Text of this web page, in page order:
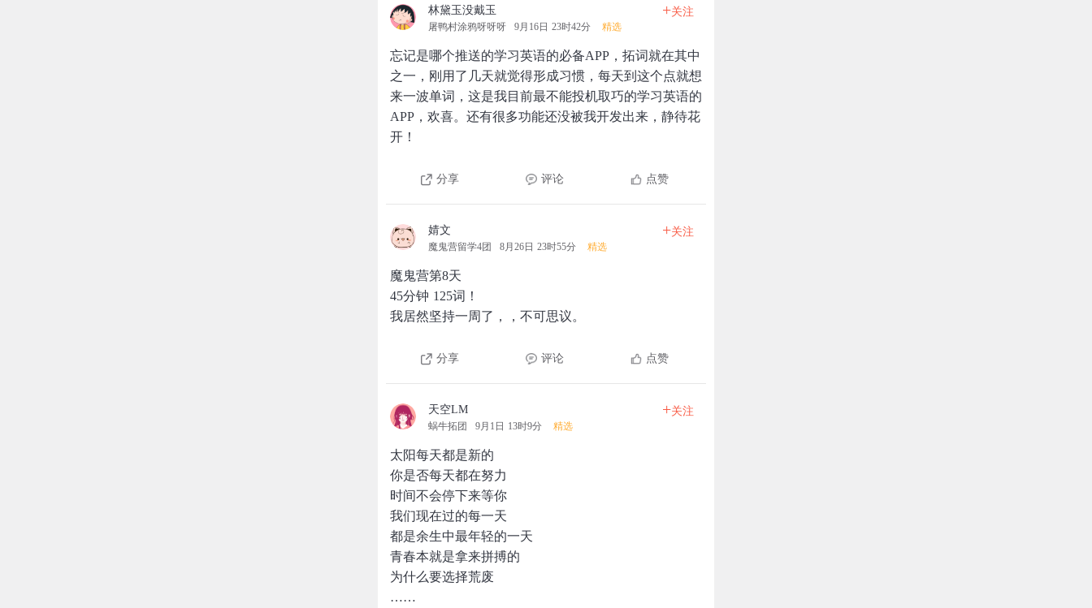
林黛玉没戴玉
屠鸭村涂鸦呀呀呀 9月16日 23时42分 精选
+关注
忘记是哪个推送的学习英语的必备APP，拓词就在其中
之一，刚用了几天就觉得形成习惯，每天到这个点就想
来一波单词，这是我目前最不能投机取巧的学习英语的
APP，欢喜。还有很多功能还没被我开发出来，静待花
开！
分享 评论 点赞
婧文
魔鬼营留学4团 8月26日 23时55分 精选
+关注
魔鬼营第8天
45分钟 125词！
我居然坚持一周了，，不可思议。
分享 评论 点赞
天空LM
蜗牛拓团 9月1日 13时9分 精选
+关注
太阳每天都是新的
你是否每天都在努力
时间不会停下来等你
我们现在过的每一天
都是余生中最年轻的一天
青春本就是拿来拼搏的
为什么要选择荒废
……